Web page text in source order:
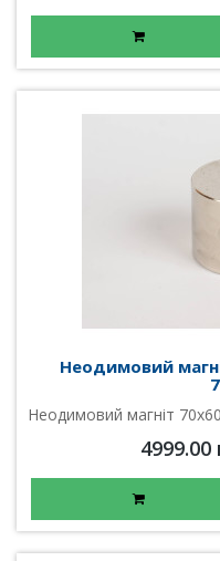
Неодимовий
Неодимовий магніт
4999.00